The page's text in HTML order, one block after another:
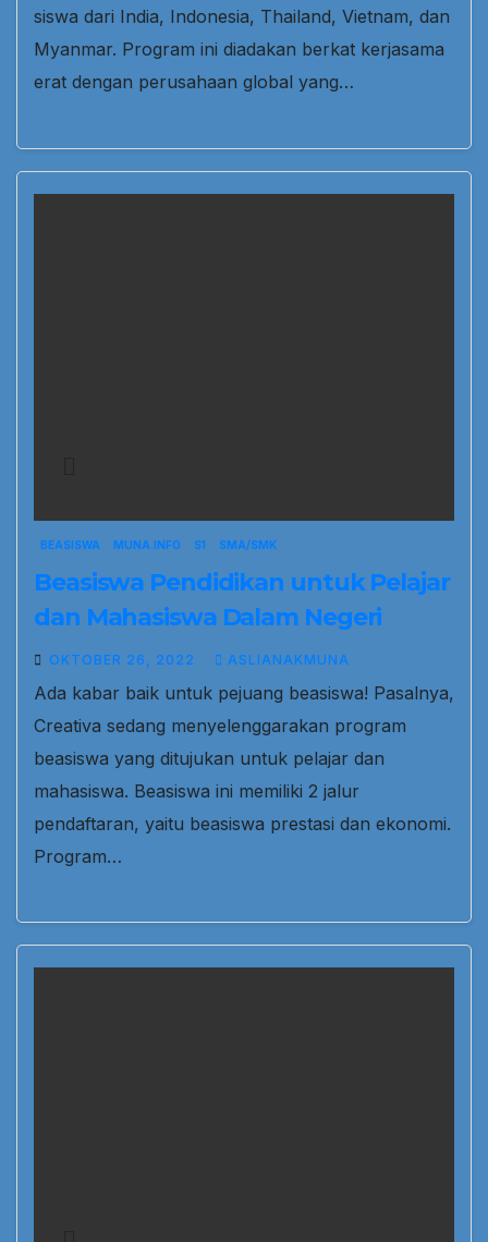
siswa dari India, Indonesia, Thailand, Vietnam, dan
Myanmar. Program ini diadakan berkat kerjasama
erat dengan perusahaan global yang…
BEASISWA MUNA.INFO S1 SMA/SMK
Beasiswa Pendidikan untuk Pelajar
dan Mahasiswa Dalam Negeri
OKTOBER 26, 2022 ASLIANAKMUNA
Ada kabar baik untuk pejuang beasiswa! Pasalnya,
Creativa sedang menyelenggarakan program
beasiswa yang ditujukan untuk pelajar dan
mahasiswa. Beasiswa ini memiliki 2 jalur
pendaftaran, yaitu beasiswa prestasi dan ekonomi.
Program…